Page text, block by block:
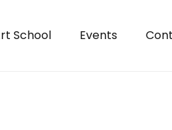
School Events